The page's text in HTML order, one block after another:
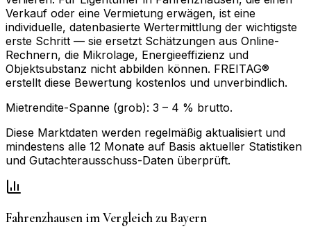
Verkauf oder eine Vermietung erwägen, ist eine
individuelle, datenbasierte Wertermittlung der wichtigste
erste Schritt — sie ersetzt Schätzungen aus Online-
Rechnern, die Mikrolage, Energieeffizienz und
Objektsubstanz nicht abbilden können. FREITAG®
erstellt diese Bewertung kostenlos und unverbindlich.
Mietrendite-Spanne (grob): 3 – 4 % brutto.
Diese Marktdaten werden regelmäßig aktualisiert und
mindestens alle 12 Monate auf Basis aktueller Statistiken
und Gutachterausschuss-Daten überprüft.
Fahrenzhausen im Vergleich zuBayern